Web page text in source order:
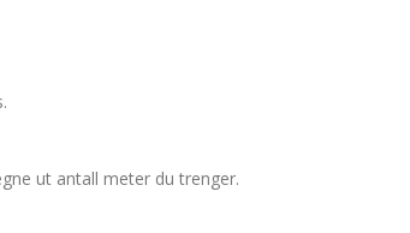
ut antall meter du trenger.